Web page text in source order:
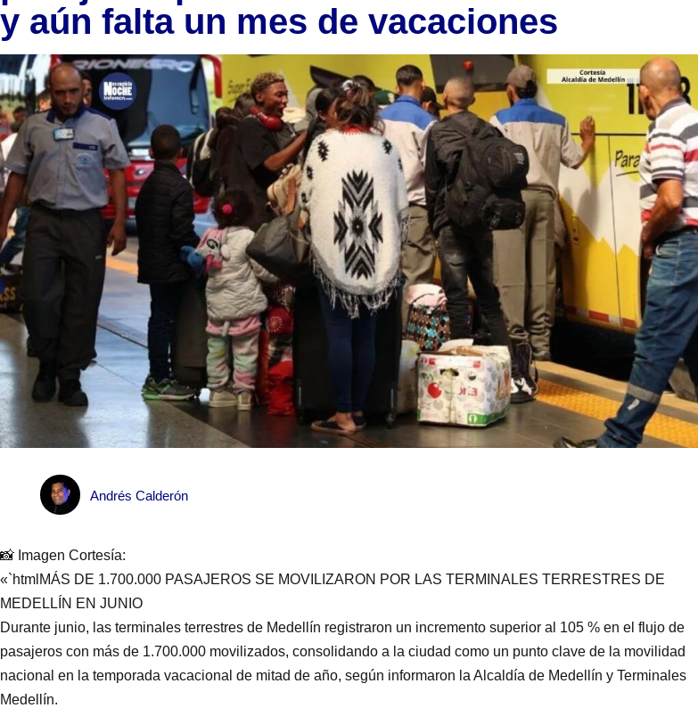
y aún falta un mes de vacaciones
Andrés Calderón
📸 Imagen Cortesía:
«`htmlMÁS DE 1.700.000 PASAJEROS SE MOVILIZARON POR LAS TERMINALES TERRESTRES DE
MEDELLÍN EN JUNIO
Durante junio, las terminales terrestres de Medellín registraron un incremento superior al 105 % en el flujo de
pasajeros con más de 1.700.000 movilizados, consolidando a la ciudad como un punto clave de la movilidad
nacional en la temporada vacacional de mitad de año, según informaron la Alcaldía de Medellín y Terminales
Medellín.